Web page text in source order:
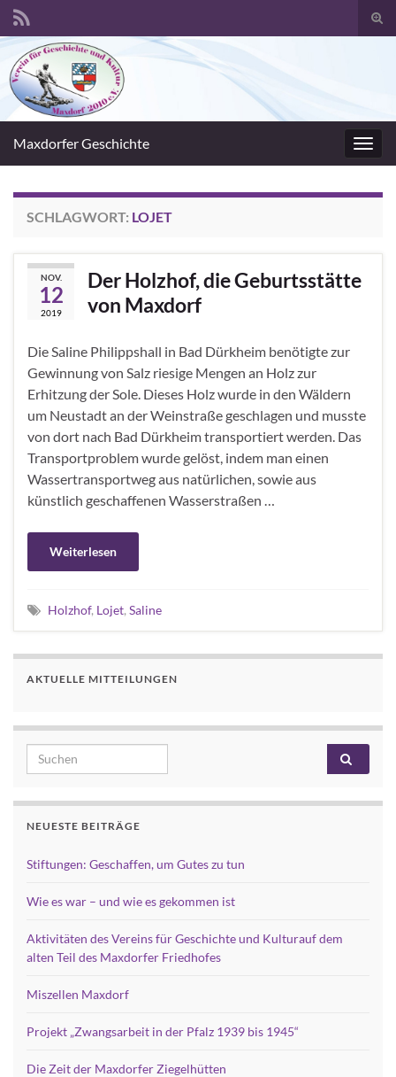
Search for:
Maxdorfer Geschichte
SCHLAGWORT: LOJET
NOV.
12
2019
Der Holzhof, die Geburtsstätte
von Maxdorf
Die Saline Philippshall in Bad Dürkheim benötigte zur
Gewinnung von Salz riesige Mengen an Holz zur
Erhitzung der Sole. Dieses Holz wurde in den Wäldern
um Neustadt an der Weinstraße geschlagen und musste
von dort nach Bad Dürkheim transportiert werden. Das
Transportproblem wurde gelöst, indem man einen
Wassertransportweg aus natürlichen, sowie aus
künstlich geschaffenen Wasserstraßen …
Weiterlesen
Holzhof, Lojet, Saline
AKTUELLE MITTEILUNGEN
Search for:
NEUESTE BEITRÄGE
Stiftungen: Geschaffen, um Gutes zu tun
Wie es war – und wie es gekommen ist
Aktivitäten des Vereins für Geschichte und Kulturauf dem
alten Teil des Maxdorfer Friedhofes
Miszellen Maxdorf
Projekt „Zwangsarbeit in der Pfalz 1939 bis 1945“
Die Zeit der Maxdorfer Ziegelhütten